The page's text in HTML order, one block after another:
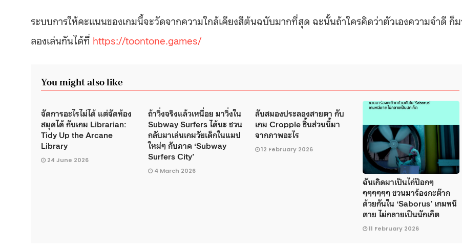
ระบบการให้คะแนนของเกมนี้จะวัดจากความใกล้เคียงสีต้นฉบับมากที่สุด ฉะนั้นถ้าใครคิดว่าตัวเองความจำดี ก็
ลองเล่นกันได้ที่ https://toontone.games/
You might also like
จัดการอะไรไม่ได้ แต่จัดห้อง
สมุดได้ กับเกม Librarian:
Tidy Up the Arcane
Library
24 June 2026
ถ้าวิ่งจริงแล้วเหนื่อย มาวิ่งใน
Subway Surfers ได้นะ ชวน
กลับมาเล่นเกมวัยเด็กในแมป
ใหม่ๆ กับภาค ‘Subway
Surfers City’
4 March 2026
ลับสมองประลองสายตา กับ
เกม Cropple ชิ้นส่วนนี้มา
จากภาพอะไร
12 February 2026
ฉันเกิดมาเป็นไก่ป๊อกๆ
ๆๆๆๆๆๆ ชวนมาร้องกะต๊าก
ด้วยกันใน ‘Saborus’ เกมหนี
ตาย ไม่กลายเป็นนักเก็ต
11 February 2026